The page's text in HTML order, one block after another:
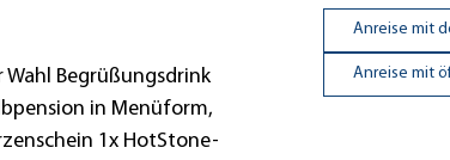
Begrüßungsdrink
in Menüform,
1x HotStone-
Anreise mit
Anreise mit